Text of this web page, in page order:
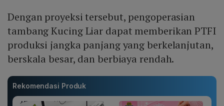
Dengan proyeksi tersebut, pengoperasian
tambang Kucing Liar dapat memberikan PTFI
produksi jangka panjang yang berkelanjutan,
berskala besar, dan berbiaya rendah.
Rekomendasi Produk